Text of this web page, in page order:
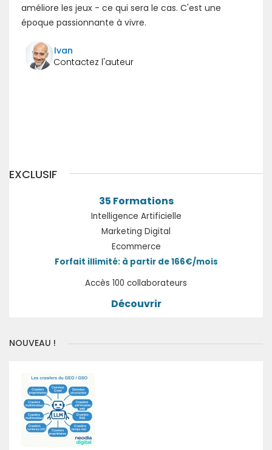
améliore les jeux - ce qui sera le cas. C'est une
époque passionnante à vivre.
Ivan
EXCLUSIF
35 Formations
Intelligence Artificielle
Marketing Digital
Ecommerce
Forfait illimité: à partir de 166€/mois
Accès 100 collaborateurs
Découvrir
NOUVEAU !